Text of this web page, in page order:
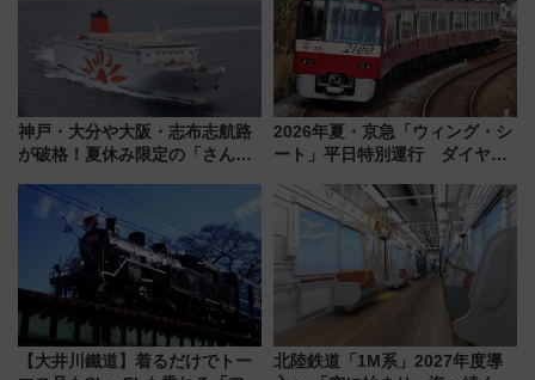
神戸・大分や大阪・志布志航路
が破格！夏休み限定の「さんふ
ート 夕朝食ビュッフェ付きで
快適な船旅はいかが？
2026年夏・京急「ウィング・シ
ート」平日特別運行 ダイヤ・
三浦海岸を堪能できるお出かけ
プランもご紹介
【大井川鐵道】着るだけでトー
北陸鉄道「1M系」2027年度導